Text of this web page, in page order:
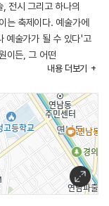
전시 그리고 하나의
는 축제이다. 예술가에
예술가가 될 수 있다'고
이든, 그 어떤
도록 지지하고 응원한다.
올해는 '우리가 함께
한 새로운 연결의 방식을
내용 더보기